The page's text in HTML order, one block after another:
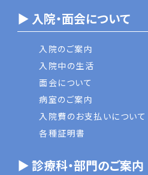
▶ 入院・面会について
入院のご案内
入院中の生活
面会について
病室のご案内
入院費のお支払いについて
各種証明書
▶ 診療科・部門のご案内